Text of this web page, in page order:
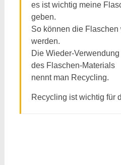
es ist wichtig meine
geben.
So können die
werden.
Die Wieder-
des Flaschen-Materials
nennt man Recycling.
Recycling ist wichtig für